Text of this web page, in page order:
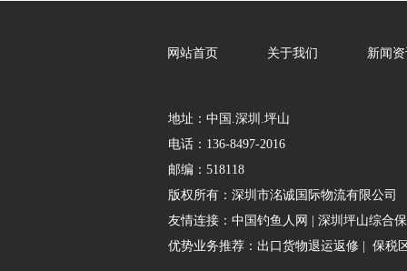
网站首页 关于我们 新闻
地址：中国.深圳.坪山
电话：136-8497-2016
邮编：518118
版权所有： 深圳市洺诚国际物流有限公司
友情连接： 中国钓鱼人网
深圳坪山综合
优势业务推荐： 出口货物退运返修| 保税